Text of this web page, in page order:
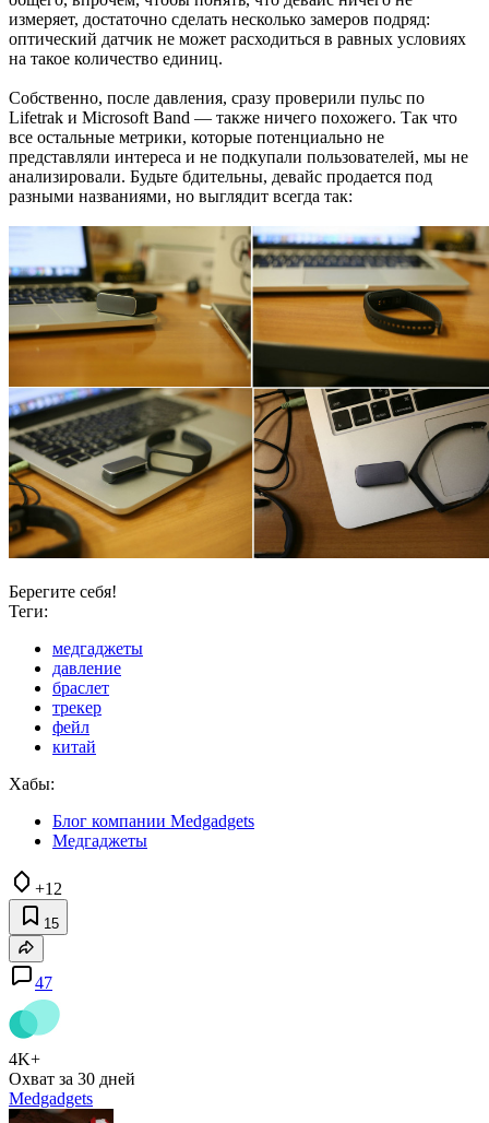
измеряет, достаточно сделать несколько замеров подряд:
оптический датчик не может расходиться в равных условиях
на такое количество единиц.
Собственно, после давления, сразу проверили пульс по
Lifetrak и Microsoft Band — также ничего похожего. Так что
все остальные метрики, которые потенциально не
представляли интереса и не подкупали пользователей, мы не
анализировали. Будьте бдительны, девайс продается под
разными названиями, но выглядит всегда так:
Берегите себя!
Теги:
медгаджеты
давление
браслет
трекер
фейл
китай
Хабы:
Блог компании Medgadgets
Медгаджеты
+12
15
47
4K+
Охват за 30 дней
Medgadgets